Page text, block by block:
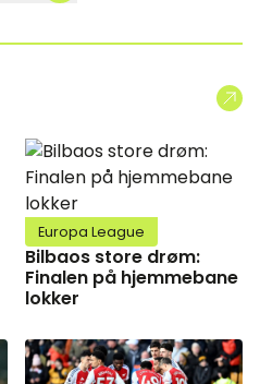
Europa League
Bilbaos store drøm:
Finalen på hjemmebane
lokker